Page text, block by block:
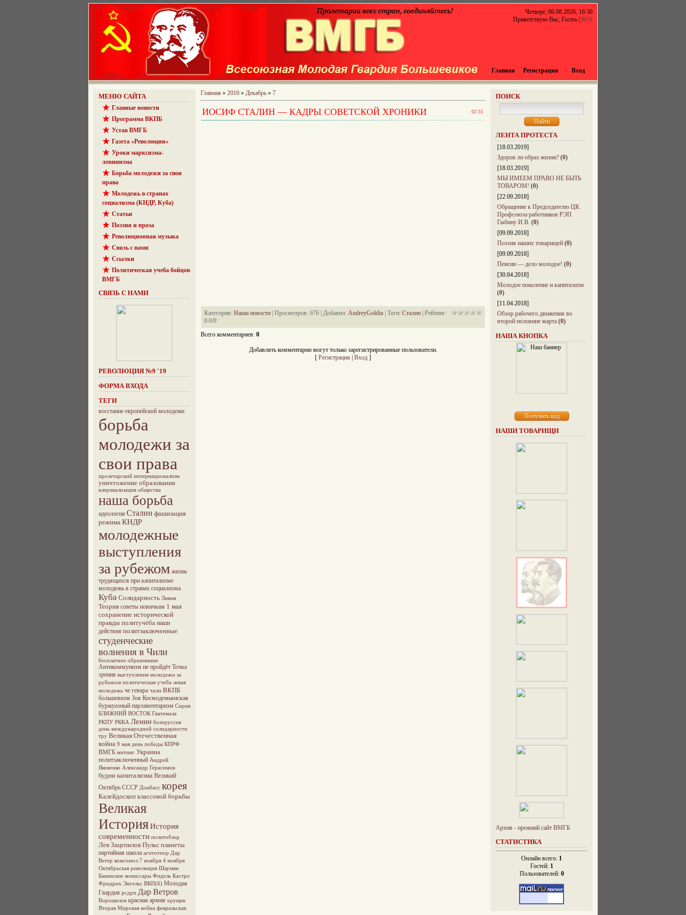
Четверг, 06.08.2026, 16:30
Приветствую Вас, Гость RSS
Главная Регистрация Вход
МЕНЮ САЙТА
Главные новости
Программа ВКПБ
Устав ВМГБ
Газета «Революция»
Уроки марксизма-
ленинизма
Борьба молодежи за свои
права
Молодежь в странах
социализма (КНДР, Куба)
Статьи
Поэзия и проза
Революционная музыка
Связь с нами
Ссылки
Политическая учеба бойцов
ВМГБ
СВЯЗЬ С НАМИ
РЕВОЛЮЦИЯ №9 '19
ФОРМА ВХОДА
ТЕГИ
восстание европейской молодежи
борьба
молодежи за
свои права
пролетарский интернационализм
уничтожение образования
клерикализация общества
наша борьба
идеология Сталин фашизация
режима КНДР
молодежные
выступления
за рубежом жизнь
трудящихся при капитализме
молодежь в странах социализма
Куба Солидарность Ливия
Теория советы новичкам 1 мая
сохранение исторической
правды политучёба наши
действия политзаключенные
студенческие
волнения в Чили
бесплатное образование
Антикоммунизм не пройдёт Точка
зрения выступления молодежи за
рубежом политическая учеба левая
молодежь че гевара чили ВКПБ
большевизм Зоя Космодемьянская
буржуазный парламентаризм Сирия
БЛИЖНИЙ ВОСТОК Гватемала
РКПУ РККА Ленин белоруссия
день международной солидарности
тру Великая Отечественная
война 9 мая день победы КПРФ
ВМГБ митинг Украина
политзаключенный Андрей
Яковенко Александр Герасимов
будни капитализма Великий
Октябрь СССР Донбасс корея
Калейдоскоп классовой борьбы
Великая
ИсторияИстория
современности политобзор
Лев Зацепилов Пульс планеты
партийная школа агитотпор Дар
Ветер комсомол 7 ноября 4 ноября
Октябрьская революция Шаумян
Бакинские комиссары Фидель Кастро
Фридрих Энгельс ВКП(б) Молодая
Гвардия рсдрп Дар Ветров
Ворошилов красная армия хрущев
Вторая Мировая война февральская
ПОИСК
ЛЕНТА ПРОТЕСТА
[18.03.2019]
Здоров ли образ жизни? (0)
[18.03.2019]
МЫ ИМЕЕМ ПРАВО НЕ БЫТЬ
ТОВАРОМ! (0)
[22.09.2018]
Обращение к Председателю ЦК
Профсоюза работников РЭП
Гыбину И.В. (0)
[09.09.2018]
Поэзия наших товарищей (0)
[09.09.2018]
Пенсии — дело молодое! (0)
[30.04.2018]
Молодое поколение и капитализм
(0)
[11.04.2018]
Обзор рабочего движения во
второй половине марта (0)
НАША КНОПКА
НАШИ ТОВАРИЩИ
Архив - прежний сайт ВМГБ
СТАТИСТИКА
Онлайн всего: 1
Гостей: 1
Пользователей: 0
Главная » 2016 » Декабрь » 7
02:31
ИОСИФ СТАЛИН — КАДРЫ СОВЕТСКОЙ ХРОНИКИ
Категория: Наши новости Просмотров: 676 | Добавил: AndreyGoldin Теги: Сталин Рейтинг:
0.0/0
Всего комментариев: 0
Добавлять комментарии могут только зарегистрированные пользователи.
[ Регистрация Вход ]